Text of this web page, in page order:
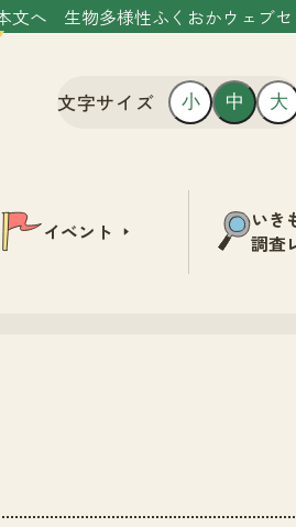
文へ 生物多様性ふくおかウェブ
文字サイズ 小 中 大
イベント
いき
調査